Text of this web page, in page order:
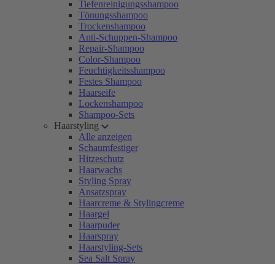
Tiefenreinigungsshampoo
Tönungsshampoo
Trockenshampoo
Anti-Schuppen-Shampoo
Repair-Shampoo
Color-Shampoo
Feuchtigkeitsshampoo
Festes Shampoo
Haarseife
Lockenshampoo
Shampoo-Sets
Haarstyling
Alle anzeigen
Schaumfestiger
Hitzeschutz
Haarwachs
Styling Spray
Ansatzspray
Haarcreme & Stylingcreme
Haargel
Haarpuder
Haarspray
Haarstyling-Sets
Sea Salt Spray